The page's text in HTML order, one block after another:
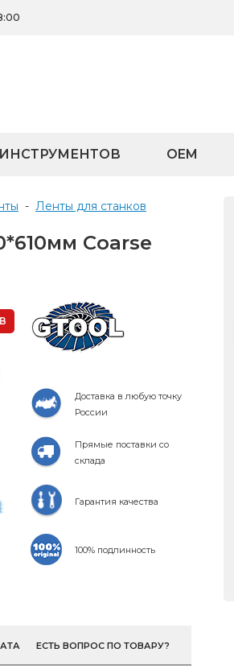
OEM
- ленты для станков
Coarse
Доставка в любую точку
России
Прямые поставки со
склада
Гарантия качества
100% подлинность
ЕСТЬ ВОПРОС ПО ТОВАРУ?